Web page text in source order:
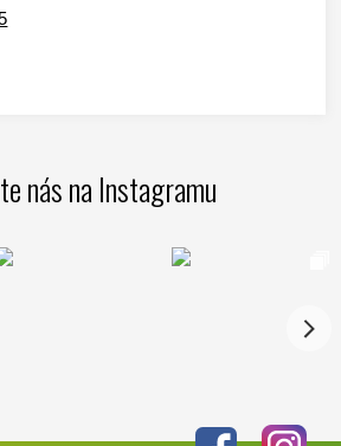
nás na Instagramu